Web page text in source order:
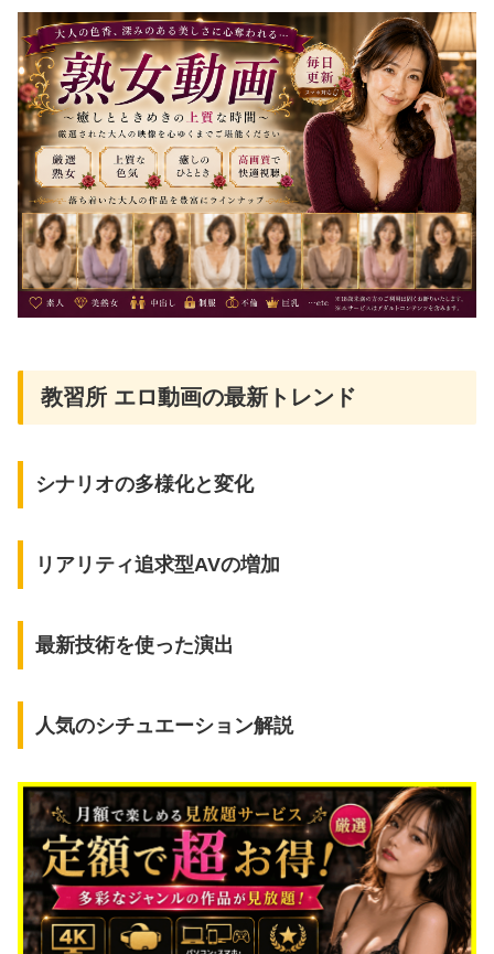
教習所 エロ動画の最新トレンド
シナリオの多様化と変化
リアリティ追求型AVの増加
最新技術を使った演出
人気のシチュエーション解説